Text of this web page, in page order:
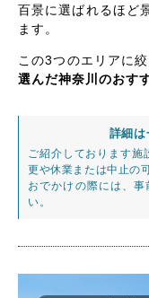
百景に選ばれるほど
ます。
この3つのエリアに絞
選んだ神奈川のおす
詳細は
ご紹介しております施
更や休業または中止の
おでかけの際には、
い。